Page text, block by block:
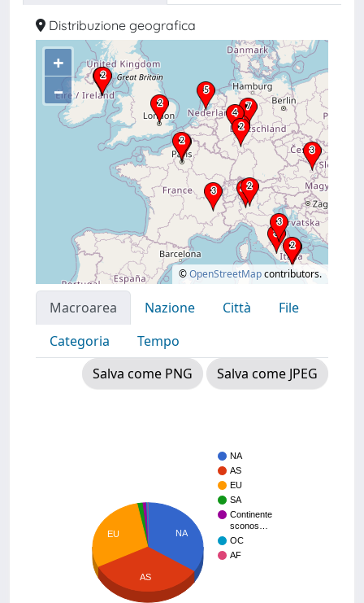
Distribuzione geografica
+
–
©OpenStreetMapcontributors.
Macroarea Nazione Città
File
Categoria
Tempo
Salva come PNG
Salva come JPEG
NA
AS
EU
SA
Continente
sconos…
OC
AF
NA
EU
AS